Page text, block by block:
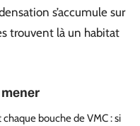
s’accumule sur
trouvent là un habitat
bouche de VMC : si